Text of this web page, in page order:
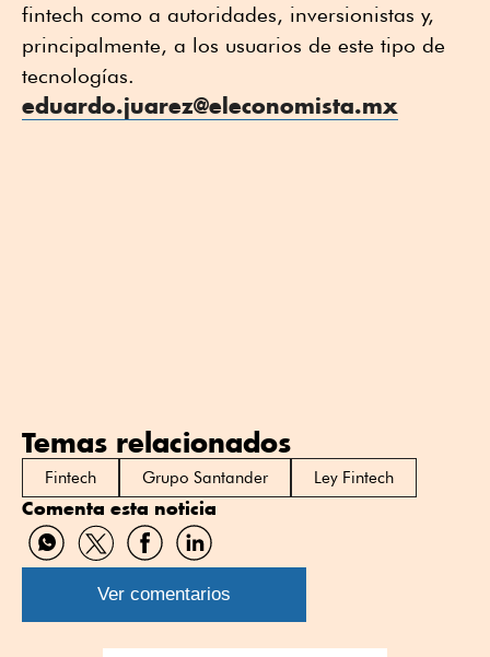
fintech como a autoridades, inversionistas y,
principalmente, a los usuarios de este tipo de
tecnologías.
eduardo.juarez@eleconomista.mx
Temas relacionados
Fintech Grupo Santander Ley Fintech
Comenta esta noticia
Compartir
por
WhatsApp
Compartir
por
Twitter
Compartir
por
Facebook
Compartir
por
Linkedin
Ver comentarios